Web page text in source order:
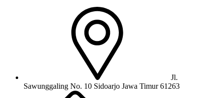
Jl.
Sawunggaling No. 10 Sidoarjo Jawa Timur 61263